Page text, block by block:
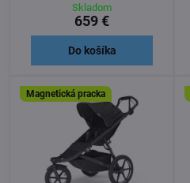
Skladom
659 €
Do košíka
Magnetická pracka